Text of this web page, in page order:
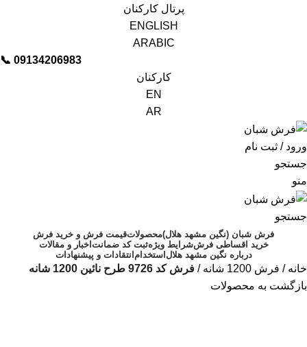
پرتال کارکنان
ENGLISH
ARABIC
📞︁ 09134206983
کارکنان
EN
AR
ورود / ثبت نام
جستجو
منو
جستجو
فرش شبان (نگین مشهد هلال)محصولاتقیمت فرش و خرید فرش
خرید اقساطی فرششرایط ویژهثبت کد ضمانتاخبار و مقالات
درباره نگین مشهد هلالاستخدامانتقادات و پیشنهادات
خانه فرش 1200 شانه
فرش کد 9726 طرح نائین 1200 شانه
بازگشت به محصولات